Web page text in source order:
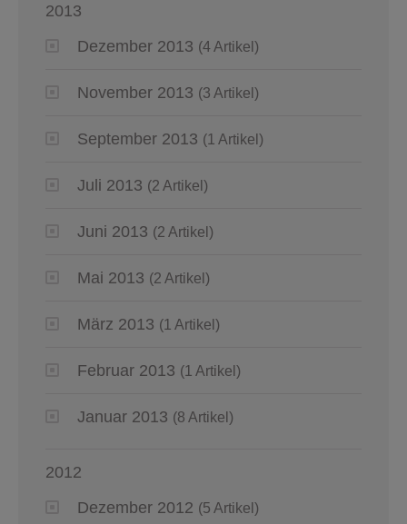
2013
Dezember 2013 (4 Artikel)
November 2013 (3 Artikel)
September 2013 (1 Artikel)
Juli 2013 (2 Artikel)
Juni 2013 (2 Artikel)
Mai 2013 (2 Artikel)
März 2013 (1 Artikel)
Februar 2013 (1 Artikel)
Januar 2013 (8 Artikel)
2012
Dezember 2012 (5 Artikel)